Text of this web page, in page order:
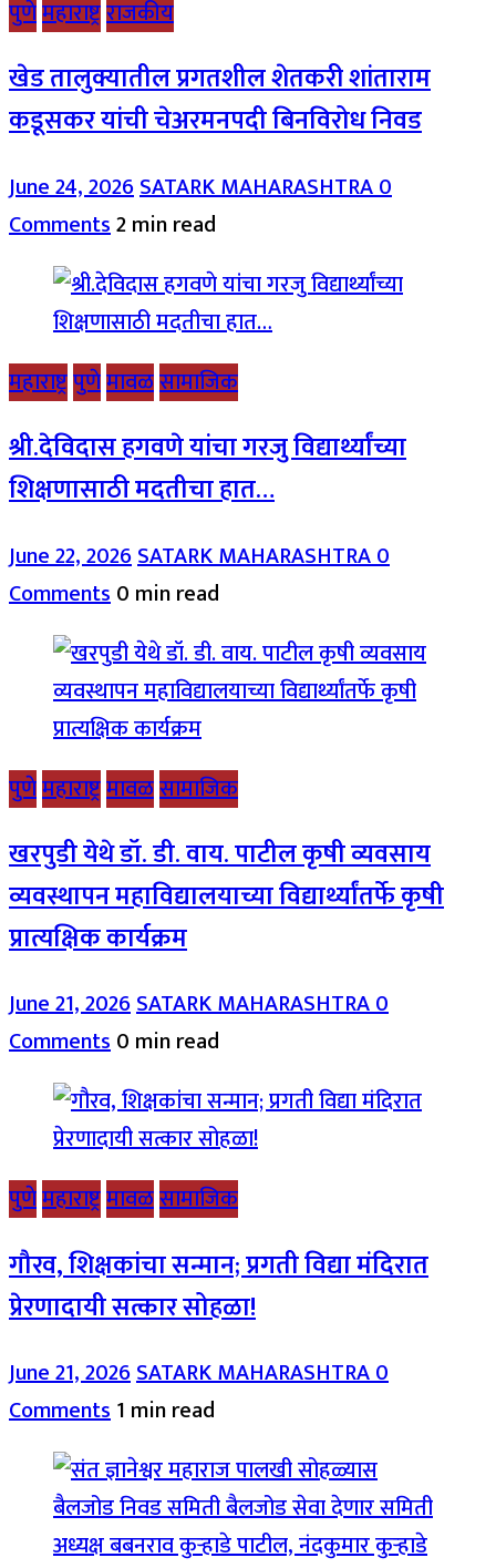
पुणेमहाराष्ट्रराजकीय
खेड तालुक्यातील प्रगतशील शेतकरी शांताराम
कडूसकर यांची चेअरमनपदी बिनविरोध निवड
June 24, 2026SATARK MAHARASHTRA0
Comments2 min read
महाराष्ट्रपुणेमावळसामाजिक
श्री.देविदास हगवणे यांचा गरजु विद्यार्थ्यांच्या
शिक्षणासाठी मदतीचा हात…
June 22, 2026SATARK MAHARASHTRA0
Comments0 min read
पुणेमहाराष्ट्रमावळसामाजिक
खरपुडी येथे डॉ. डी. वाय. पाटील कृषी व्यवसाय
व्यवस्थापन महाविद्यालयाच्या विद्यार्थ्यांतर्फे कृषी
प्रात्यक्षिक कार्यक्रम
June 21, 2026SATARK MAHARASHTRA0
Comments0 min read
पुणेमहाराष्ट्रमावळसामाजिक
गौरव, शिक्षकांचा सन्मान; प्रगती विद्या मंदिरात
प्रेरणादायी सत्कार सोहळा!
June 21, 2026SATARK MAHARASHTRA0
Comments1 min read